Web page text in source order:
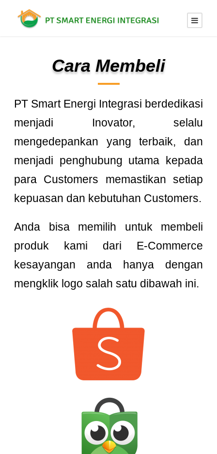
Cara Membeli
PT Smart Energi Integrasi berdedikasi
menjadi Inovator, selalu
mengedepankan yang terbaik, dan
menjadi penghubung utama kepada
para Customers memastikan setiap
kepuasan dan kebutuhan Customers.
Anda bisa memilih untuk membeli
produk kami dari E-Commerce
kesayangan anda hanya dengan
mengklik logo salah satu dibawah ini.